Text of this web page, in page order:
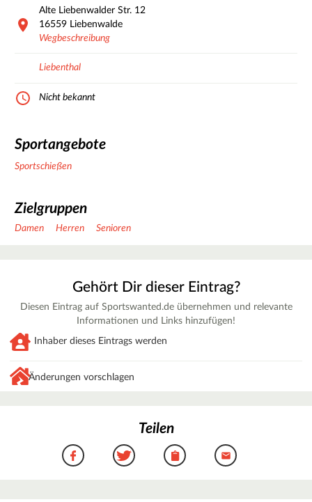
Alte Liebenwalder Str. 12
16559 Liebenwalde
Wegbeschreibung
Liebenthal
Nicht bekannt
Sportangebote
Sportschießen
Zielgruppen
Damen Herren Senioren
Gehört Dir dieser Eintrag?
Diesen Eintrag auf Sportswanted.de übernehmen und relevante
Informationen und Links hinzufügen!
Inhaber dieses Eintrags werden
Änderungen vorschlagen
Teilen